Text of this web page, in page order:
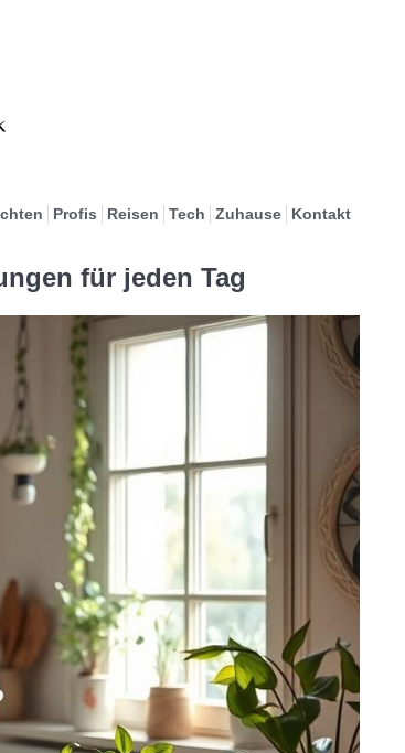
Profis Reisen Tech Zuhause Kontakt
für jeden Tag